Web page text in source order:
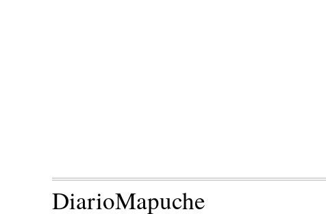
DiarioMapuche